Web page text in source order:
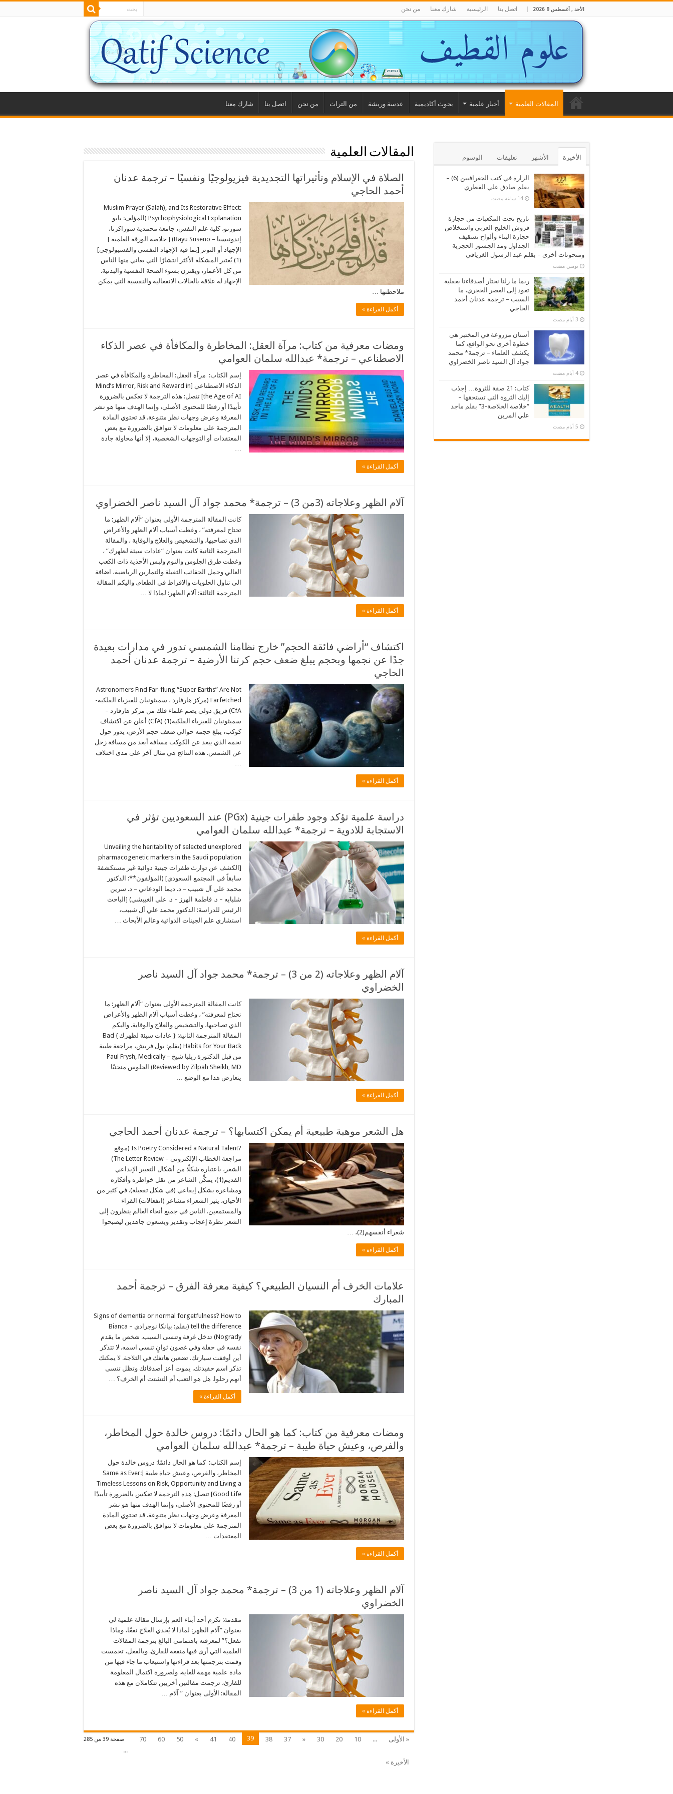
الأحد , أغسطس 9 2026 اتصل بنا الرئيسية شارك معنا من نحن
المقالات العلمية أخبار علمية بحوث أكاديمية عدسة وريشة من التراث من نحن اتصل بنا شارك معنا
المقالات العلمية
الصلاة في الإسلام وتأثيراتها التجديدية فيزيولوجيًا ونفسيًا – ترجمة عدنان
أحمد الحاجي
Muslim Prayer (Salah), and Its Restorative Effect:
Psychophysiological Explanation (المؤلف: بايو
سوزنو، كلية علم النفس، جامعة محمدية سوراكرتا،
إندونيسيا – Bayu Suseno) [ خلاصة الورقة العلمية ]
الإجهاد أو التوتر [بما قيه الإجهاد النفسي والفسيولوجي]
(1) يُعتبر المشكلة الأكثر انتشارًا التي يعاني منها الناس
من كل الأعمار، ويقترن بسوء الصحة النفسية والبدنية.
الإجهاد له علاقة بالحالات الانفعالية والنفسية التي يمكن
ملاحظتها …
أكمل القراءة »
ومضات معرفية من كتاب: مرآة العقل: المخاطرة والمكافأة في عصر الذكاء
الاصطناعي – ترجمة* عبدالله سلمان العوامي
إسم الكتاب: مرآة العقل: المخاطرة والمكافأة في عصر
الذكاء الاصطناعي [Mind’s Mirror, Risk and Reward in
the Age of AI] تنصل: هذه الترجمة لا تعكس بالضرورة
تأييدًا أو رفضًا للمحتوى الأصلي، وإنما الهدف منها هو نشر
المعرفة وعرض وجهات نظر متنوعة. قد تحتوي المادة
المترجمة على معلومات لا تتوافق بالضرورة مع بعض
المعتقدات أو التوجهات الشخصية، إلا أنها محاولة جادة
…
أكمل القراءة »
آلام الظهر وعلاجاته (3من 3) – ترجمة* محمد جواد آل السيد ناصر الخضراوي
كانت المقالة المترجمة الأولى بعنوان “آلام الظهر: ما
تحتاج لمعرفته” ، وغطت أسباب آلام الظهر والأعراض
الذي تصاحبها، والتشخيص والعلاج والوقاية ، والمقالة
المترجمة الثانية كانت بعنوان “عادات سيئة لظهرك” ،
وغطت طرق الجلوس والنوم ولبس الأحذية ذات الكعب
العالي وحمل الحقائب الثقيلة والتمارين الرياضية، اضافة
الى تناول الحلويات والافراط في الطعام. واليكم المقالة
المترجمة الثالثة: آلام الظهر: لماذا لا …
أكمل القراءة »
اكتشاف “أراضي فائقة الحجم” خارج نظامنا الشمسي تدور في مدارات بعيدة
جدًا عن نجمها وبحجم يبلغ ضعف حجم كرتنا الأرضية – ترجمة عدنان أحمد
الحاجي
Astronomers Find Far-flung “Super Earths” Are Not
Farfetched (مركز هارفارد ، سميثونيان للفيزياء الفلكية-
CfA) فريق دولي يضم علماء فلك من مركز هارفارد –
سميثونيان للفيزياء الفلكية(1) (CfA) أعلن عن اكتشاف
كوكب، يبلغ حجمه حوالي ضعف حجم الأرض، يدور حول
نجمه الذي يبعد عن الكوكب مسافة أبعد من مسافة زحل
عن الشمس. هذه النتائج هي مثال آخر على مدى اختلاف
…
أكمل القراءة »
دراسة علمية تؤكد وجود طفرات جينية (PGx) عند السعوديين تؤثر في
الاستجابة للادوية – ترجمة* عبدالله سلمان العوامي
Unveiling the heritability of selected unexplored
pharmacogenetic markers in the Saudi population
[الكشف عن توارث طفرات جينية دوائية غير مستكشفة
سابقاً في المجتمع السعودي] (المؤلفون**: الدكتور
محمد علي آل شبيب – د. ديما الودعاني – د. سرين
شلبايه – د. فاطمة الهرز – د. علي الغبيشي) [الباحث
الرئيس للدراسة: الدكتور محمد علي آل شبيب،
استشاري علم الجينات الدوائية وعالم الأبحاث …
أكمل القراءة »
آلام الظهر وعلاجاته (2 من 3) – ترجمة* محمد جواد آل السيد ناصر
الخضراوي
كانت المقالة المترجمة الأولى بعنوان “آلام الظهر: ما
تحتاج لمعرفته” ، وغطت أسباب آلام الظهر والأعراض
الذي تصاحبها، والتشخيص والعلاج والوقاية. واليكم
المقالة المترجمة الثانية: { عادات سيئة لظهرك } Bad
Habits for Your Back (بقلم: بول فريش، مراجعة طبية
من قبل الدكتورة زيلبا شيخ – Paul Frysh, Medically
Reviewed by Zilpah Sheikh, MD) الجلوس منحنيًا
يتعارض هذا مع الوضع …
أكمل القراءة »
هل الشعر موهبة طبيعية أم يمكن اكتسابها؟ – ترجمة عدنان أحمد الحاجي
?Is Poetry Considered a Natural Talent (موقع
مراجعة الخطاب الإلكتروني – The Letter Review)
الشعر، باعتباره شكلًا من أشكال التعبير الإبداعي
القديم(1)، يمكِّن الشاعر من نقل خواطره وأفكاره
ومشاعره بشكل إيقاعي (في شكل تفعيلة). في كثير من
الأحيان، يثير الشعراء مشاعر (انفعالات) القراء
والمستمعين. الناس في جميع أنحاء العالم ينظرون إلى
الشعر نظرة إعجاب وتقدير ويسعون جاهدين ليصبحوا
شعراء أنفسهم(2)، …
أكمل القراءة »
علامات الخرف أم النسيان الطبيعي؟ كيفية معرفة الفرق – ترجمة أحمد
المبارك
Signs of dementia or normal forgetfulness? How to
tell the difference (بقلم: بيانكا نوجرادي – Bianca
Nogrady) تدخل غرفة وتنسى السبب. شخص ما يقدم
نفسه في حفلة وفي غضون ثوانٍ تنسى اسمه. لا تتذكر
أين أوقفت سيارتك. تضعين هاتفك في الثلاجة. لا يمكنك
تذكر اسم حفيدتك. يموت أعز أصدقائك وتظل تنسى
أنهم رحلوا. هل هو التعب أم التشتت أم الخرف؟ …
أكمل القراءة »
ومضات معرفية من كتاب: كما هو الحال دائمًا: دروس خالدة حول المخاطر،
والفرص، وعيش حياة طيبة – ترجمة* عبدالله سلمان العوامي
إسم الكتاب: كما هو الحال دائمًا: دروس خالدة حول
المخاطر، والفرص، وعيش حياة طيبة [Same as Ever:
Timeless Lessons on Risk, Opportunity and Living a
Good Life] تنصل: هذه الترجمة لا تعكس بالضرورة تأييدًا
أو رفضًا للمحتوى الأصلي، وإنما الهدف منها هو نشر
المعرفة وعرض وجهات نظر متنوعة. قد تحتوي المادة
المترجمة على معلومات لا تتوافق بالضرورة مع بعض
المعتقدات …
أكمل القراءة »
آلام الظهر وعلاجاته (1 من 3) – ترجمة* محمد جواد آل السيد ناصر
الخضراوي
مقدمة: تكرم أحد أبناء العم بإرسال مقالة علمية لي
بعنوان “آلام الظهر: لماذا لا يُجدي العلاج نفعًا، وماذا
تفعل؟” لمعرفته باهتمامي البالغ بترجمة المقالات
العلمية التي أرى فيها منفعة للقارئ. وبالفعل، تحمست
وقمت بترجمتها بعد قراءتها واستيعاب ما جاء فيها من
مادة علمية مهمة للغاية. ولضرورة اكتمال المعلومة
للقارئ، ترجمت مقالتين أخريين تتكاملان مع هذه
المقالة: الأولى بعنوان ” آلام …
أكمل القراءة »
صفحة 39 من 285 « الأولى ...
10
20
30
«
37
38
39
40
41
»
50
60
70
...
الأخيرة »
الأخيرة الأشهر تعليقات الوسوم
الزارة في كتب الجغرافيين (6) –
بقلم صادق علي القطري
تاريخ نحت المكعبات من حجارة
فروش الخليج العربي واستخلاص
حجارة البناء وألواح تسقيف
الجداول ومد الجسور الحجرية
ومنحوتات أخرى – بقلم عبد الرسول الغريافي
‏يومين مضت
ربما ما زلنا نختار أصدقاءنا بعقلية
تعود إلى العصر الحجري، ما
السبب – ترجمة عدنان أحمد
الحاجي
أسنان مزروعة في المختبر هي
خطوة أخرى نحو الواقع، كما
يكشف العلماء – ترجمة* محمد
جواد آل السيد ناصر الخضراوي
كتاب: 21 صفة للثروة… إجذب
إليك الثروة التي تستحقها –
“خلاصة الخلاصة-3” بقلم ماجد
علي المزين